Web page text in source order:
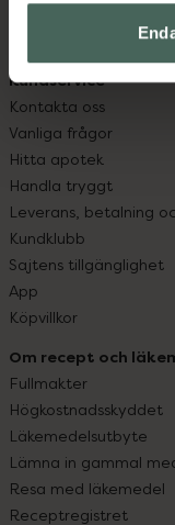
Kundservice
Kontakta oss
Vanliga frågor
Hitta apotek
Handla tryggt
Leverans, betalning
Kundklubb
Sajtens tillgänglighet
App
Köpvillkor
Om recept och
Fullmakter
Högkostnadsskyddet
Läkemedelsutbyte
Lämna in gammal
Resa med läkemedel
Receptregistret